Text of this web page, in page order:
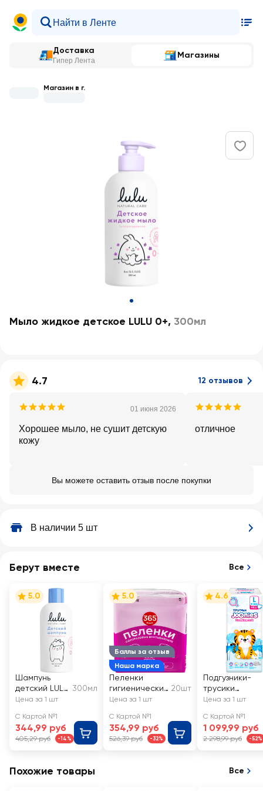
Доставка
Гипер Лента
Магазины
Магазин в г.
Мыло жидкое детское LULU 0+, 300мл
4.7 12 отзывов
01 июня 2026
Хорошее мыло, не сушит детскую
кожу
отличное
Вы можете оставить отзыв после покупки
В наличии 5 шт
Берут вместе Все
5.0
Шампунь
детский LULU
0+
300мл
Цена за 1 шт
С Картой №1
344,99 руб
405,29 руб -14%
Баллы за отзыв
Наша марка
5.0
Пеленки
гигиенически
е 365 ДНЕЙ
60x90см
20шт
Цена за 1 шт
С Картой №1
354,99 руб
526,39 руб -32%
4.6
Подгузники-
трусики
JOONIES
9–14кг
Цена за 1 шт
С Картой №1
1 099,99 руб
2 298,99 руб -52%
Похожие товары Все